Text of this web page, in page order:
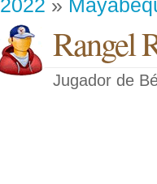
2022 »
Rangel
Jugador de